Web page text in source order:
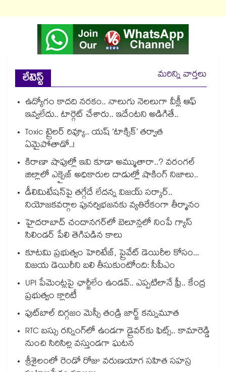
లేటెస్ట్
మరిన్ని వార్తలు
ఉద్యోగం కాదది నరకం.. నాలుగు నెలలుగా వీక్లీ ఆఫ్
ఇవ్వలేదు.. టార్గెట్ చేశారు.. ఇదేంటని అడిగితే..
Toxic ట్రైలర్ రివ్యూ.. యష్ ‘టాక్సిక్’ తర్వాత
ఏమైపోతాడో..!
కిరాణా షాపుల్లో ఇవి కూడా అమ్ముతారా..? వరంగల్
జిల్లాలో ఎక్సైజ్ అధికారుల దాడుల్లో షాకింగ్ నిజాలు..
డీలిమిటేషన్‎పై తగ్గేదే లేదన్న విజయ్ సర్కార్..
నియోజకవర్గాల పునర్విభజనకు వ్యతిరేకంగా తీర్మానం
హైదరాబాద్⁪ చందానగర్⁫లో బెలూన్లలో నింపే గ్యాస్
సిలిండర్ పేలి తెగిపడిన కాలు
కూటమి ప్రభుత్వం హెరిటేజ్, ప్రైవేట్ డెయిరీల కోసం...
విజయ డెయిరీని బలి తీసుకుంటోంది: సీపీఎం
UPI పేమెంట్లపై ఛార్జీలేం ఉండవ్.. ఎప్పటిలానే ఫ్రీ.. కేంద్ర
ప్రభుత్వం క్లారిటీ
ఫుట్‎బాల్ దిగ్గజం మెస్సీ తండ్రి జార్జ్ కన్నుమూత
RTC బస్సు రన్నింగ్⁫లో ఉండగా డ్రైవర్‌కు ఫిట్స్.. కామారెడ్డి
నుంచి సిరిసిల్ల వస్తుండగా ఘటన
శ్రీశైలంలో రెండో రోజు వరుణయాగ సహిత సహస్ర